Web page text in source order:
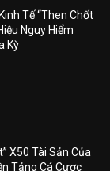
Tế “Then Chốt
Nguy Hiểm
Kỳ
X50 Tài Sản Của
Tảng Cá Cược